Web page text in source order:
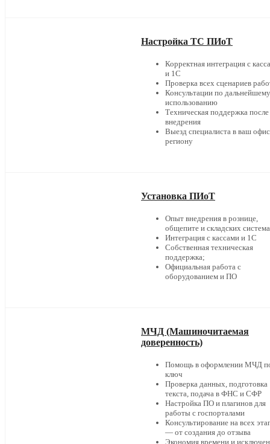
Настройка ТС ПИоТ
Корректная интеграция с
и 1С
Проверка всех сценариев
Консультации по дальнейшему
использованию
Техническая поддержка после
внедрения
Выезд специалиста в ваш
региону
Установка ПИоТ
Опыт внедрения в рознице,
общепите и складских
Интеграция с кассами и 1С
Собственная техническая
поддержка;
Официальная работа с
оборудованием и ПО
МЧД (Машиночитаемая
доверенность)
Помощь в оформлении МЧД
ключ
Проверка данных, подготовка
текста, подача в ФНС и СФР
Настройка ПО и плагинов для
работы с госпорталами
Консультирование на всех
— от создания до отзыва
Экономия времени и